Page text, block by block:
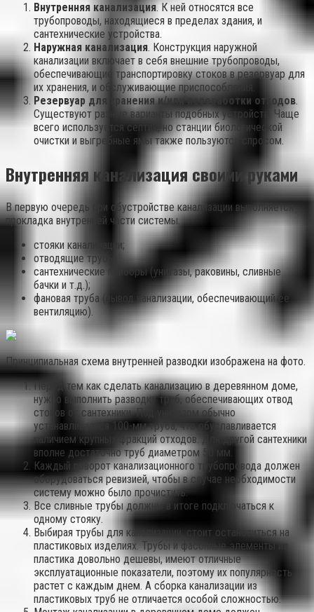
Внутренняя канализация. К ней относятся все
трубопроводы, находящиеся в пределах здания, и
сантехнические устройства.
Наружная канализация. Конструкция наружной
канализации включает в себя внешние трубопроводы,
обеспечивающие транспортировку стоков в резервуар для
их хранения, и обслуживающие приспособления.
Резервуар для хранения и/или переработки отходов.
Существуют разные варианты подобных устройств. Чаще
всего используется септик, но станции биологической
очистки и выгребные ямы также пользуются спросом.
Внутренняя канализация своими руками
В первую очередь при обустройстве канализации выполняется
прокладка внутренней части системы.
стояки канализации;
отводящие трубы;
сантехнические приборы (унитазы, раковины, сливные
бачки и т.д.);
фановая труба (вывод канализации, обеспечивающий ее
вентиляцию).
Принципиальная схема внутренней разводки изображена на фото.
Перед тем как сделать канализацию в деревянном доме,
нужно выполнить разводку труб, обеспечивающих отвод
стоков от сантехники. Под унитазом обычно
устанавливается 100-мм труба, что обуславливается
наличием крупных фракций отходов. Для другой сантехники
вполне достаточно труб диаметром 50 мм.
Каждый поворот канализационного трубопровода должен
оборудоваться ревизией, чтобы в случае необходимости
систему можно было прочистить.
Все сливные трубы должны в итоге подключаться к
одному стояку.
Выбирая трубы для канализации, стоит остановиться на
пластиковых изделиях. Трубы и фасонные элементы из
пластика довольно дешевы, имеют отличные
эксплуатационные показатели, поэтому их популярность
растет с каждым днем. А сборка канализации из
пластиковых труб не отличается особой сложностью.